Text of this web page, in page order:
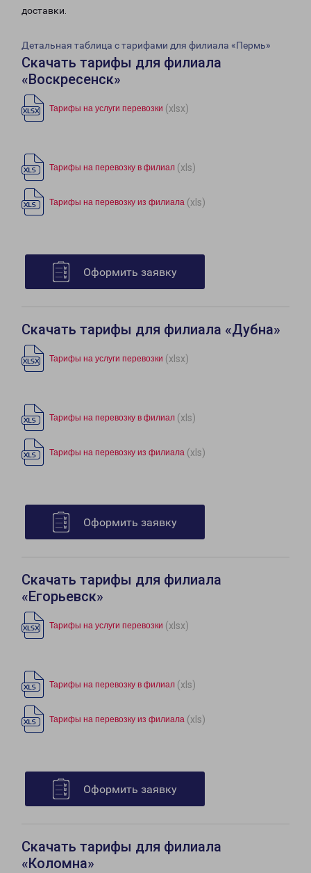
доставки.
Детальная таблица с тарифами для филиала «Пермь»
Скачать тарифы для филиала
«Воскресенск»
Тарифы на услуги перевозки (xlsx)
Тарифы на перевозку в филиал (xls)
Тарифы на перевозку из филиала (xls)
Оформить заявку
Скачать тарифы для филиала «Дубна»
Тарифы на услуги перевозки (xlsx)
Тарифы на перевозку в филиал (xls)
Тарифы на перевозку из филиала (xls)
Оформить заявку
Скачать тарифы для филиала
«Егорьевск»
Тарифы на услуги перевозки (xlsx)
Тарифы на перевозку в филиал (xls)
Тарифы на перевозку из филиала (xls)
Оформить заявку
Скачать тарифы для филиала
«Коломна»